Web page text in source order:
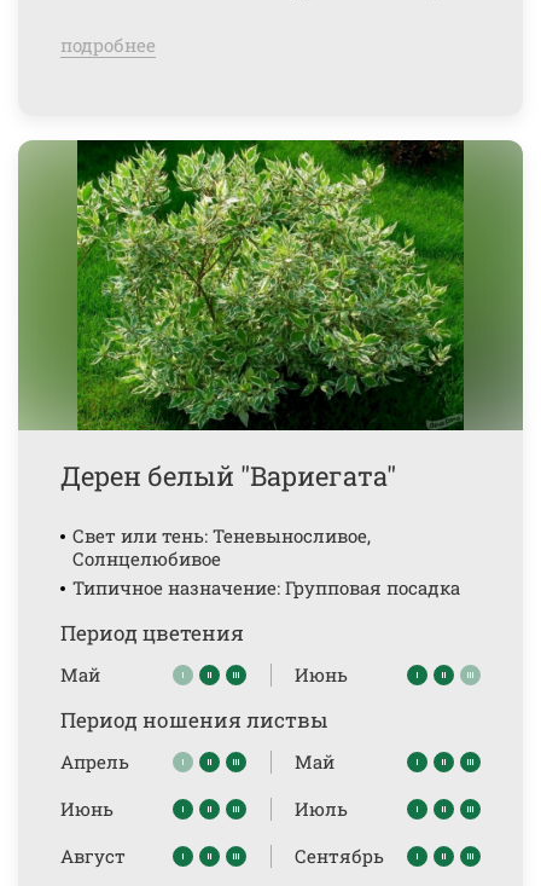
подробнее
Дерен белый "Вариегата"
Свет или тень: Теневыносливое,
Солнцелюбивое
Типичное назначение: Групповая посадка
Период цветения
Май Июнь
Период ношения листвы
Апрель
Май
Июнь
Июль
Август
Сентябрь